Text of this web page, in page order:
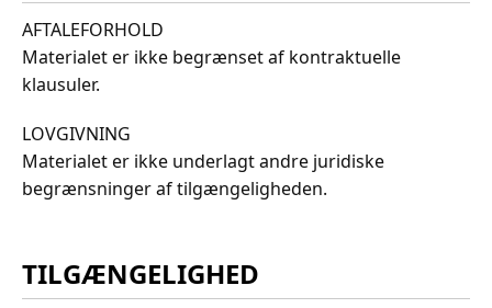
AFTALEFORHOLD
Materialet er ikke begrænset af kontraktuelle
klausuler.
LOVGIVNING
Materialet er ikke underlagt andre juridiske
begrænsninger af tilgængeligheden.
TILGÆNGELIGHED